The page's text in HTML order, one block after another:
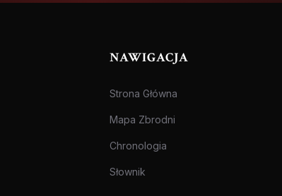
NAWIGACJA
Strona Główna
Mapa Zbrodni
Chronologia
Słownik